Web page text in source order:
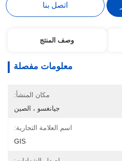
اتصل بنا
وصف المنتج
معلومات مفصلة
مكان المنشأ:
جيانغسو ، الصين
اسم العلامة التجارية:
GIS